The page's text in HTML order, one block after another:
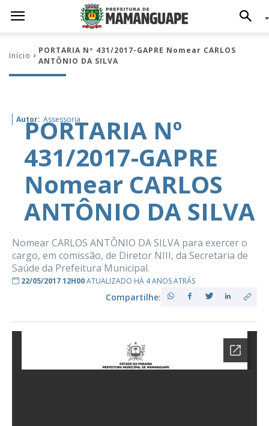
Início
PORTARIA Nº 431/2017-GAPRE Nomear CARLOS
ANTÔNIO DA SILVA
Autor: Assessoria
PORTARIA Nº
431/2017-GAPRE
Nomear CARLOS
ANTÔNIO DA SILVA
Nomear CARLOS ANTÔNIO DA SILVA para exercer o
cargo, em comissão, de Diretor NIII, da Secretaria de
Saúde da Prefeitura Municipal.
22/05/2017 12H00ATUALIZADO HÁ 4 ANOS ATRÁS
Compartilhe: